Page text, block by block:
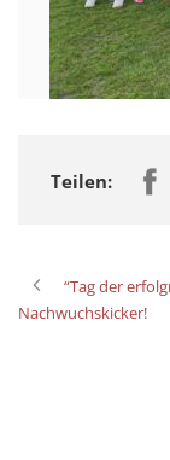
Teilen:
“Tag der
Nachwuchskicker!